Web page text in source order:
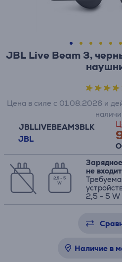
JBL Live Beam 3,
JBLLIVEBEAM3BLK
JBL
Цена в силе с 01.08.2026 и
2,5 - 5
W
не входит
2,5 - 5 W
Наличие в